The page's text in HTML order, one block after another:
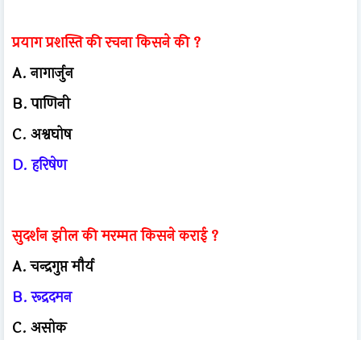
प्रयाग प्रशस्ति की रचना किसने की ?
A. नागार्जुन
B. पाणिनी
C. अश्वघोष
D. हरिषेण
सुदर्शन झील की मरम्मत किसने कराई ?
A. चन्द्रगुप्त मौर्य
B. रूद्रदमन
C. असोक